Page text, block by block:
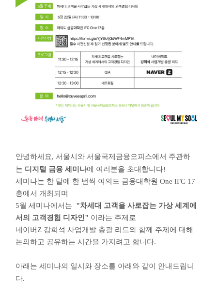
안녕하세요, 서울시와 서울국제금융오피스에서 주관하
는 디지털 금융 세미나에 여러분을 초대합니다!
세미나는 한 달에 한 번씩 여의도 금융대학원 One IFC 17
층에서 개최되며
5월 세미나에서는
"차세대 고객을 사로잡는 가상 세계에
서의 고객경험 디자인" 이라는 주제로
네이버Z 강희석 사업개발 총괄 리드와 함께 주제에 대해
논의하고 공유하는 시간을 가지려고 합니다.
아래는 세미나의 일시와 장소를 아래와 같이 안내드립니
다.